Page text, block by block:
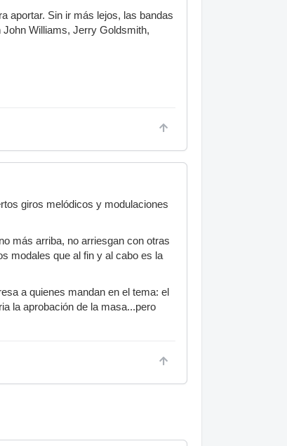
aportar. Sin ir más lejos, las bandas
Williams, Jerry Goldsmith,
giros melódicos y modulaciones
más arriba, no arriesgan con otras
modales que al fin y al cabo es la
a quienes mandan en el tema: el
la aprobación de la masa...pero